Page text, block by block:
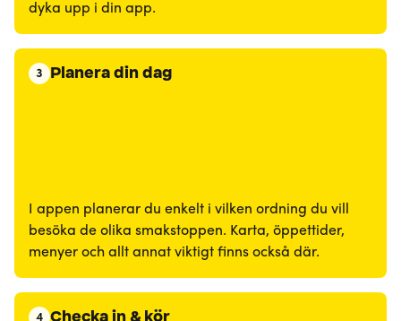
dyka upp i din app.
3 Planera din dag
I appen planerar du enkelt i vilken ordning du vill
besöka de olika smakstoppen. Karta, öppettider,
menyer och allt annat viktigt finns också där.
4 Checka in & kör